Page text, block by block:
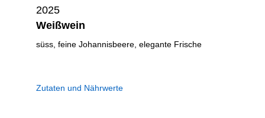
2025
Weißwein
süss, feine Johannisbeere, elegante Frische
Zutaten und Nährwerte